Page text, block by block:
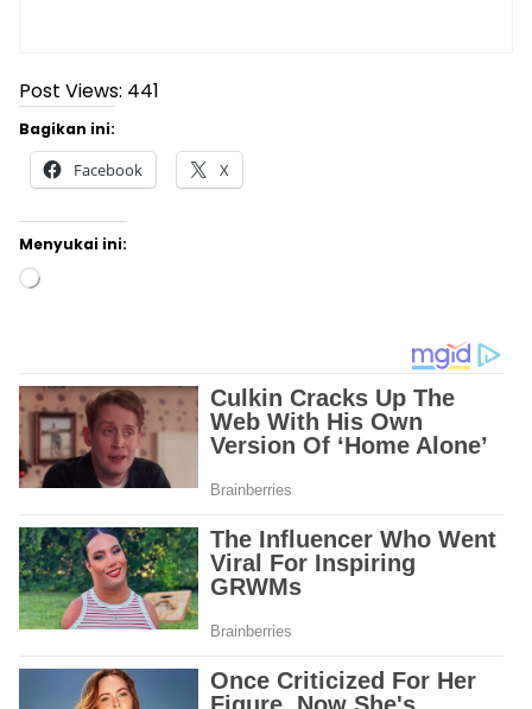
Post Views: 441
Bagikan ini:
Facebook X
Menyukai ini:
Memuat...